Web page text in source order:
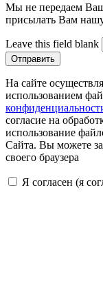
Мы не передаем
присылать Вам
Leave this field blank
На сайте
использованием
согласие на
использование
Сайта. Вы можете
своего браузера
Я согласен (я